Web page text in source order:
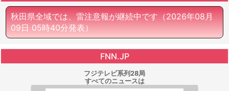
秋田県全域では、雷注意報が継続中です（2026年08月
09日 05時40分発表）
FNN.JP
フジテレビ系列28局
すべてのニュースは